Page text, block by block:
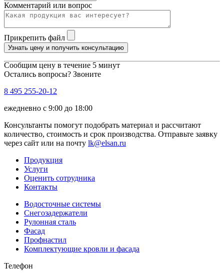
Комментарий или вопрос
Прикрепить файл
Узнать цену и получить консультацию
Сообщим цену в течение 5 минут
Остались вопросы? Звоните
8 495 255-20-12
ежедневно с 9:00 до 18:00
Консультанты помогут подобрать материал и рассчитают
количество, стоимость и срок производства. Отправьте заявку
через сайт или на почту lk@elsan.ru
Продукция
Услуги
Оценить сотрудника
Контакты
Водосточные системы
Снегозадержатели
Рулонная сталь
Фасад
Профнастил
Комплектующие кровли и фасада
Телефон